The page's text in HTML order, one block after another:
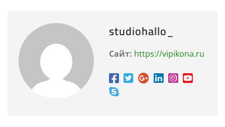
studiohallo_
Сайт: https://vipikona.ru